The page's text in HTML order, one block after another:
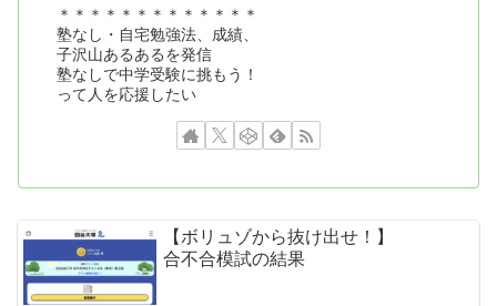
＊＊＊＊＊＊＊＊＊＊＊＊＊
塾なし・自宅勉強法、成績、
子沢山あるあるを発信
塾なしで中学受験に挑もう！
って人を応援したい
【ボリュゾから抜け出せ！】
合不合模試の結果